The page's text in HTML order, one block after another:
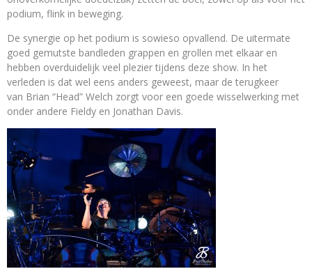
podium, flink in beweging.
De synergie op het podium is sowieso opvallend. De uitermate
goed gemutste bandleden grappen en grollen met elkaar en
hebben overduidelijk veel plezier tijdens deze show. In het
verleden is dat wel eens anders geweest, maar de terugkeer
van Brian “Head” Welch zorgt voor een goede wisselwerking met
onder andere Fieldy en Jonathan Davis.